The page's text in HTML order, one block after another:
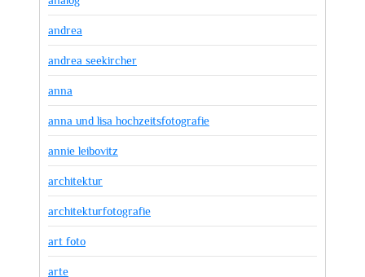
andrea
andrea seekircher
anna
anna und lisa hochzeitsfotografie
annie leibovitz
architektur
architekturfotografie
art foto
arte